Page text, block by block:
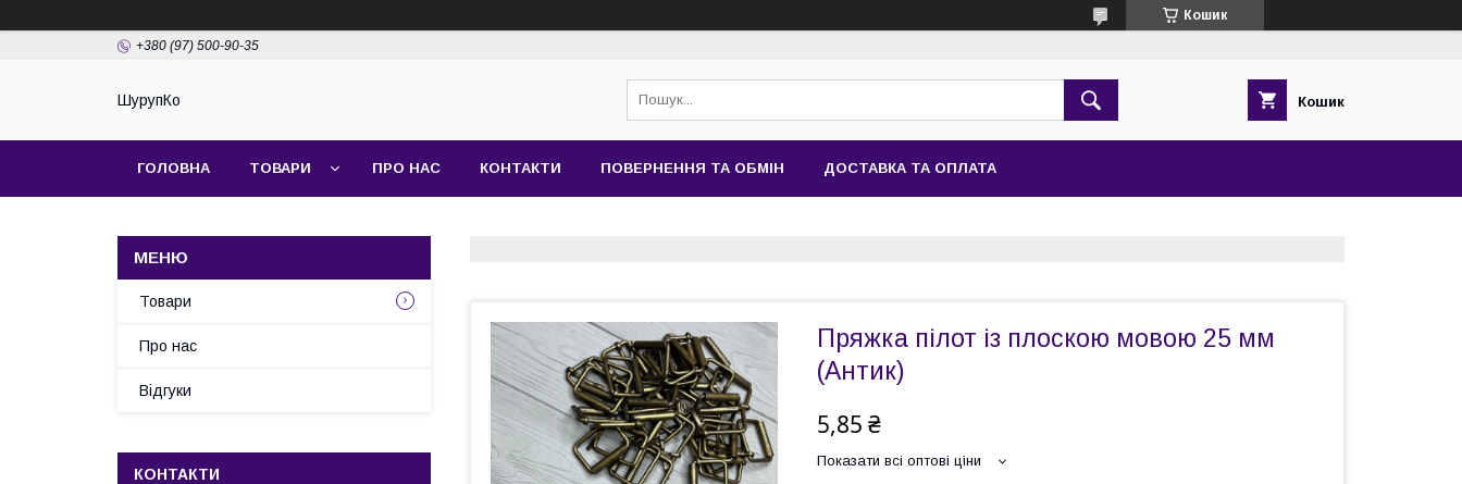
Кошик
+380 (97) 500-90-35
ШурупКо Кошик
ГОЛОВНА ТОВАРИ ПРО НАС КОНТАКТИ ПОВЕРНЕННЯ ТА ОБМІН ДОСТАВКА ТА ОПЛАТА
Пряжка пілот із плоскою мовою 25 мм
(Антик)
5,85 ₴
Показати всі оптові ціни
Товари
Про нас
Відгуки
КОНТАКТИ